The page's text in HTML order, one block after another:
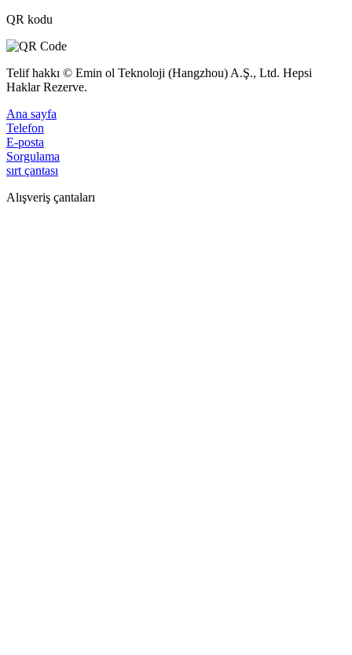
QR kodu
Telif hakkı © Emin ol Teknoloji (Hangzhou) A.Ş., Ltd. Hepsi
Haklar Rezerve.
Ana sayfa
Telefon
E-posta
Sorgulama
sırt çantası
Alışveriş çantaları